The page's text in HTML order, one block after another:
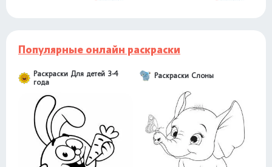
Популярные онлайн раскраски
Раскраски Для детей 3-4
года
Раскраски Слоны